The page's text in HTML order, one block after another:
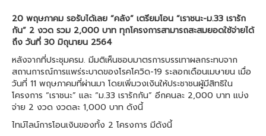
20 พฤษภาคม รอรับได้เลย “คลัง” เตรียมโอน “เราชนะ-ม.33 เรารัก
กัน” 2 งวด รวม 2,000 บาท ทุกโครงการสามารถสะสมยอดใช้จ่ายได้
ถึง วันที่ 30 มิถุนายน 2564
หลังจากที่ประชุมครม. มีมติเห็นชอบมาตรการบรรเทาผลกระทบจาก
สถานการณ์การแพร่ระบาดของโรคโควิด-19 ระลอกเดือนเมษายน เมื่อ
วันที่ 11 พฤษภาคมที่ผ่านมา โดยเพิ่มวงเงินให้ประชาชนผู้มีสิทธิใน
โครงการ “เราชนะ” และ “ม.33 เรารักกัน” อีกคนละ 2,000 บาท แบ่ง
จ่าย 2 งวด งวดละ 1,000 บาท ดังนี้
ไทม์ไลน์การโอนเงินของทั้ง 2 โครงการ มีดังนี้